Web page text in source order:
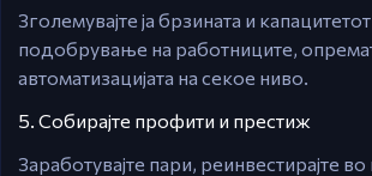
Зголемувајте ја брзината и
подобрување на работниците,
автоматизацијата на секое ниво.
5. Собирајте профити и престиж
Заработувајте пари, реинвестирајте